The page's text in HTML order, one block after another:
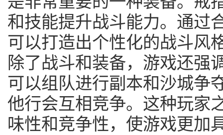
和技能提升战斗能力。通过
可以打造出个性化的战斗风
除了战斗和装备，游戏还强
可以组队进行副本和沙城争
他行会互相竞争。这种玩家
味性和竞争性，使游戏更加